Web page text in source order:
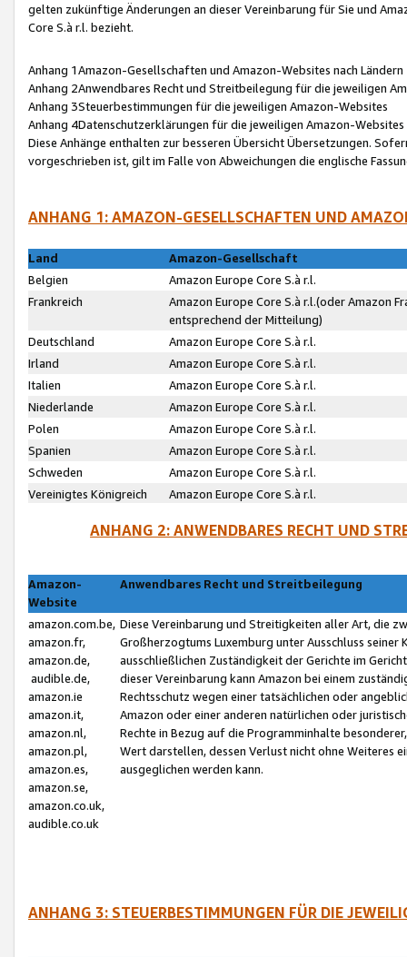
gelten zukünftige Änderungen an dieser Vereinbarung für Sie und
Core S.à r.l. bezieht.
Anhang 1Amazon-Gesellschaften und Amazon-Websites nach Ländern
Anhang 2Anwendbares Recht und Streitbeilegung für die jeweiligen
Anhang 3Steuerbestimmungen für die jeweiligen Amazon-Websites
Anhang 4Datenschutzerklärungen für die jeweiligen Amazon-Websites
Diese Anhänge enthalten zur besseren Übersicht Übersetzungen.
vorgeschrieben ist, gilt im Falle von Abweichungen die englische
ANHANG 1: AMAZON-GESELLSCHAFTEN UND
Land
Amazon-Gesellschaft
Belgien
Amazon Europe Core S.à r.l.
Frankreich
Amazon Europe Core S.à r.l.(oder Amazon
entsprechend der Mitteilung)
Deutschland
Amazon Europe Core S.à r.l.
Irland
Amazon Europe Core S.à r.l.
Italien
Amazon Europe Core S.à r.l.
Niederlande
Amazon Europe Core S.à r.l.
Polen
Amazon Europe Core S.à r.l.
Spanien
Amazon Europe Core S.à r.l.
Schweden
Amazon Europe Core S.à r.l.
Vereinigtes Königreich
Amazon Europe Core S.à r.l.
ANHANG 2: ANWENDBARES RECHT UND
Amazon-
Website
Anwendbares Recht und Streitbeilegung
amazon.com.be,
amazon.fr,
amazon.de,
audible.de,
amazon.ie
amazon.it,
amazon.nl,
amazon.pl,
amazon.es,
amazon.se,
amazon.co.uk,
audible.co.uk
Diese Vereinbarung und Streitigkeiten aller Art, die
Großherzogtums Luxemburg unter Ausschluss
ausschließlichen Zuständigkeit der Gerichte im
dieser Vereinbarung kann Amazon bei einem
Rechtsschutz wegen einer tatsächlichen oder
Amazon oder einer anderen natürlichen oder
Rechte in Bezug auf die Programminhalte
Wert darstellen, dessen Verlust nicht ohne Weiteres
ausgeglichen werden kann.
ANHANG 3: STEUERBESTIMMUNGEN FÜR DIE